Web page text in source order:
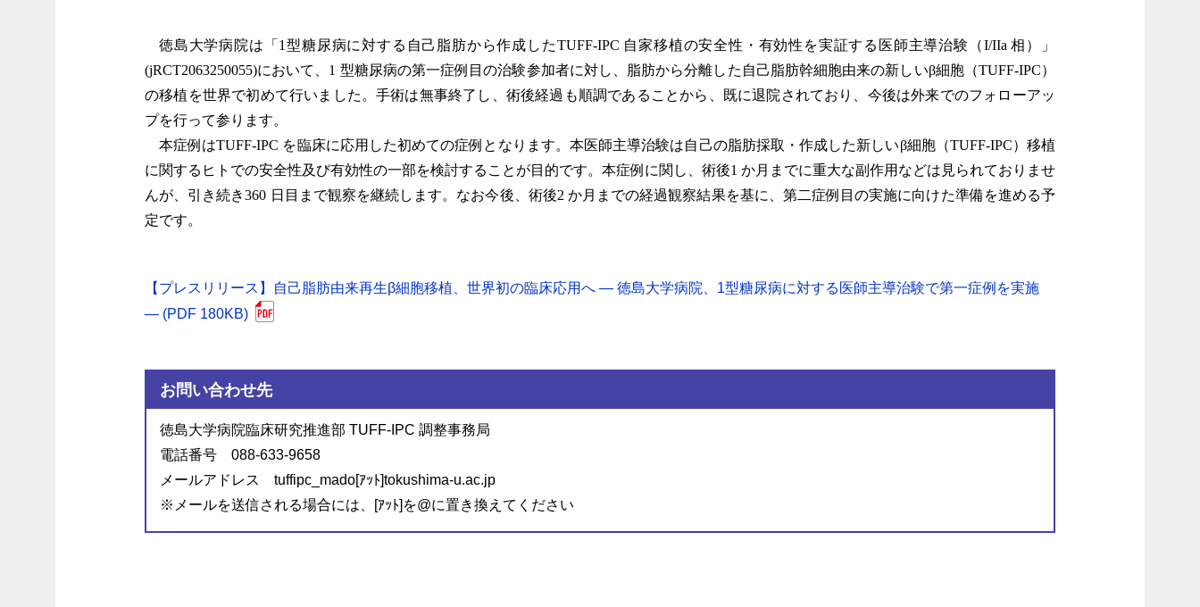
徳島大学病院は「1型糖尿病に対する自己脂肪から作成したTUFF-IPC 自家移植の安全性・有効性を実証する医師主導治験（I/IIa 相）」
(jRCT2063250055)において、1 型糖尿病の第一症例目の治験参加者に対し、脂肪から分離した自己脂肪幹細胞由来の新しいβ細胞（TUFF-IPC）
の移植を世界で初めて行いました。手術は無事終了し、術後経過も順調であることから、既に退院されており、今後は外来でのフォローアッ
プを行って参ります。
本症例はTUFF-IPC を臨床に応用した初めての症例となります。本医師主導治験は自己の脂肪採取・作成した新しいβ細胞（TUFF-IPC）移植
に関するヒトでの安全性及び有効性の一部を検討することが目的です。本症例に関し、術後1 か月までに重大な副作用などは見られておりませ
んが、引き続き360 日目まで観察を継続します。なお今後、術後2 か月までの経過観察結果を基に、第二症例目の実施に向けた準備を進める予
定です。
【プレスリリース】自己脂肪由来再生β細胞移植、世界初の臨床応用へ ― 徳島大学病院、1型糖尿病に対する医師主導治験で第一症例を実施
― (PDF 180KB)
お問い合わせ先
徳島大学病院臨床研究推進部 TUFF-IPC 調整事務局
電話番号 088-633-9658
メールアドレス tuffipc_mado[ｱｯﾄ]tokushima-u.ac.jp
※メールを送信される場合には、[ｱｯﾄ]を@に置き換えてください